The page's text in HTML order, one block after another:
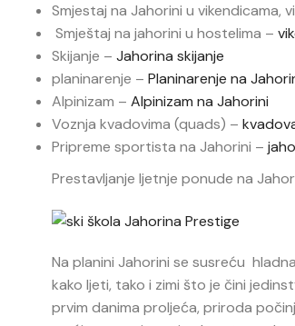
Smjestaj na Jahorini u vikendicama,
Smještaj na jahorini u hostelima –
Skijanje – Jahorina skijanje
planinarenje – Planinarenje na
Alpinizam – Alpinizam na Jahorini
Voznja kvadovima (quads) –
Pripreme sportista na Jahorini –
Prestavljanje ljetnje ponude na
Na planini Jahorini se susreću
kako ljeti, tako i zimi što je čini
prvim danima proljeća, priroda